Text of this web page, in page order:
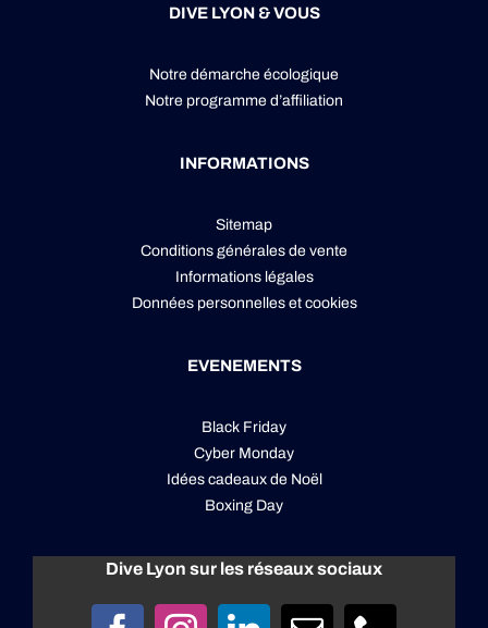
DIVE LYON & VOUS
Notre démarche écologique
Notre programme d’affiliation
INFORMATIONS
Sitemap
Conditions générales de vente
Informations légales
Données personnelleset cookies
EVENEMENTS
Black Friday
Cyber Monday
Idées cadeaux de Noël
Boxing Day
Dive Lyon sur les réseaux sociaux